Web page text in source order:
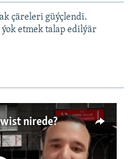
çäreleri güýçlendi.
etmek talap edilýär
nirede?